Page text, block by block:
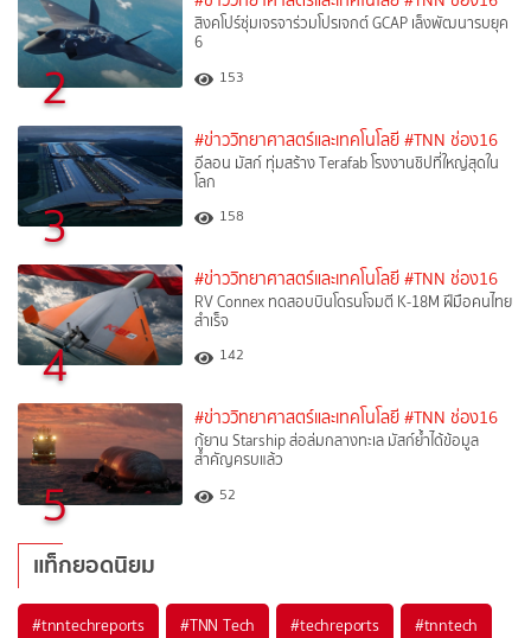
2
สิงคโปร์ซุ่มเจรจาร่วมโปรเจกต์ GCAP เล็งพัฒนารบยุค
6
153
3
#ข่าววิทยาศาสตร์และเทคโนโลยี #TNN ช่อง16
อีลอน มัสก์ ทุ่มสร้าง Terafab โรงงานชิปที่ใหญ่สุดใน
โลก
158
4
#ข่าววิทยาศาสตร์และเทคโนโลยี #TNN ช่อง16
RV Connex ทดสอบบินโดรนโจมตี K-18M ฝีมือคนไทย
สำเร็จ
142
5
#ข่าววิทยาศาสตร์และเทคโนโลยี #TNN ช่อง16
กู้ยาน Starship ส่อล่มกลางทะเล มัสก์ย้ำได้ข้อมูล
สำคัญครบแล้ว
52
แท็กยอดนิยม
#tnntechreports #TNN Tech #techreports #tnntech